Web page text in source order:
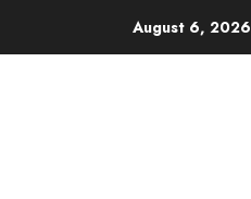
August 6, 2026